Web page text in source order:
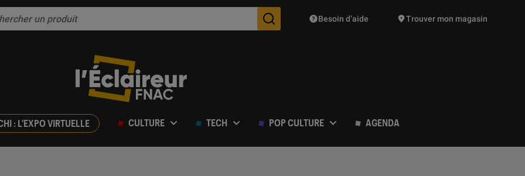
Des suggestions de produits vont vous être proposées
Besoin d’aide Trouver mon magasin
: L'EXPO VIRTUELLE CULTURE TECH POP CULTURE AGENDA